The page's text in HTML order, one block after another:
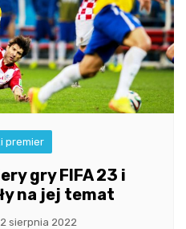
premier
gry FIFA 23 i
na jej temat
sierpnia 2022